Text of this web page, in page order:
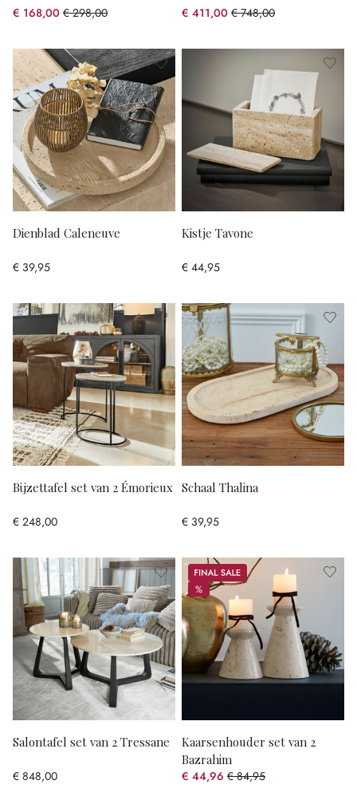
€ 168,00 € 298,00
(43.62% gespart) € 411,00 € 748,00
(45.05% gespart)
Dienblad Caleneuve
€ 39,95
Kistje Tavone
€ 44,95
Bijzettafel set van 2 Émorieux
€ 248,00
Schaal Thalina
€ 39,95
Salontafel set van 2 Tressane
€ 848,00
Sale
%
%
Kaarsenhouder set van 2
Bazrahim
€ 44,96 € 84,95
(47.07% gespart)